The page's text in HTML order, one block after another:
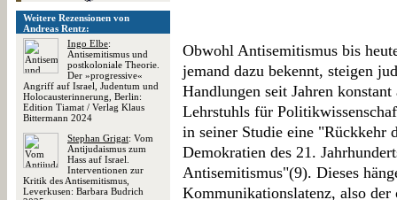
Weitere Rezensionen von
Andreas Rentz:
Ingo Elbe:
Antisemitismus und
postkoloniale Theorie.
Der »progressive«
Angriff auf Israel, Judentum und
Holocausterinnerung, Berlin:
Edition Tiamat / Verlag Klaus
Bittermann 2024
Stephan Grigat: Vom
Antijudaismus zum
Hass auf Israel.
Interventionen zur
Kritik des Antisemitismus,
Leverkusen: Barbara Budrich
Obwohl Antisemitismus bis
jemand dazu bekennt, steigen
Handlungen seit Jahren
Lehrstuhls für
in seiner Studie eine "Rückkehr
Demokratien des 21.
Antisemitismus"(9). Dieses
Kommunikationslatenz, also